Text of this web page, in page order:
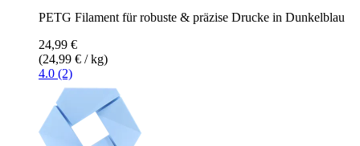
PETG Filament für robuste & präzise Drucke in Dunkelblau
24,99 €
(24,99 € / kg)
4.0 (2)